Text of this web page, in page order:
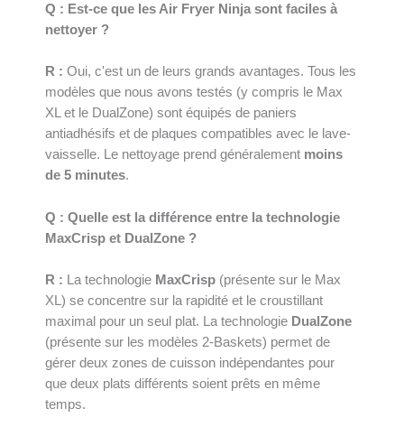
Q : Est-ce que les Air Fryer Ninja sont faciles à
nettoyer ?
R : Oui, c'est un de leurs grands avantages. Tous les
modèles que nous avons testés (y compris le Max
XL et le DualZone) sont équipés de paniers
antiadhésifs et de plaques compatibles avec le lave-
vaisselle. Le nettoyage prend généralement moins
de 5 minutes.
Q : Quelle est la différence entre la technologie
MaxCrisp et DualZone ?
R : La technologie MaxCrisp (présente sur le Max
XL) se concentre sur la rapidité et le croustillant
maximal pour un seul plat. La technologie DualZone
(présente sur les modèles 2-Baskets) permet de
gérer deux zones de cuisson indépendantes pour
que deux plats différents soient prêts en même
temps.